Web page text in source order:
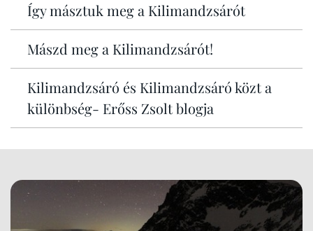
Így másztuk meg a Kilimandzsárót
Mászd meg a Kilimandzsárót!
Kilimandzsáró és Kilimandzsáró közt a
különbség- Erőss Zsolt blogja